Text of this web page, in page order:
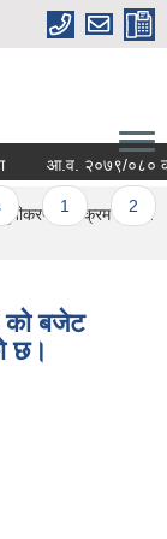
आ.व. २०७९/०८० को कर
1 2
कार्यक्रम सम्पन्न
बजेट
छ।